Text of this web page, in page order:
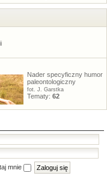
Nader specyficzny humor
paleontologiczny
fot. J. Garstka
Tematy: 62
mnie